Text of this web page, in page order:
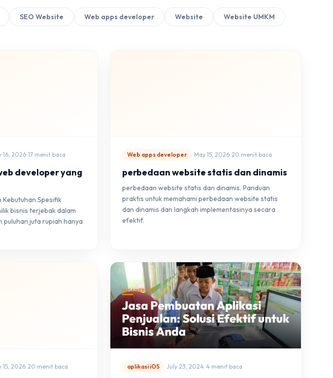
SEO Website Web apps developer Website Website UMKM
16, 2026· 17 menit baca
developer yang
Kebutuhan Spesifik
bisnis terjebak dalam
puluhan juta rupiah hanya
Web apps developer · May 15, 2026· 20 menit baca
perbedaan website statis dan dinamis
perbedaan website statis dan dinamis. Panduan
praktis untuk memahami perbedaan website statis
dan dinamis dan langkah implementasinya secara
efektif.
15, 2026· 20 menit baca aplikasi iOS · July 23, 2024· 4 menit baca